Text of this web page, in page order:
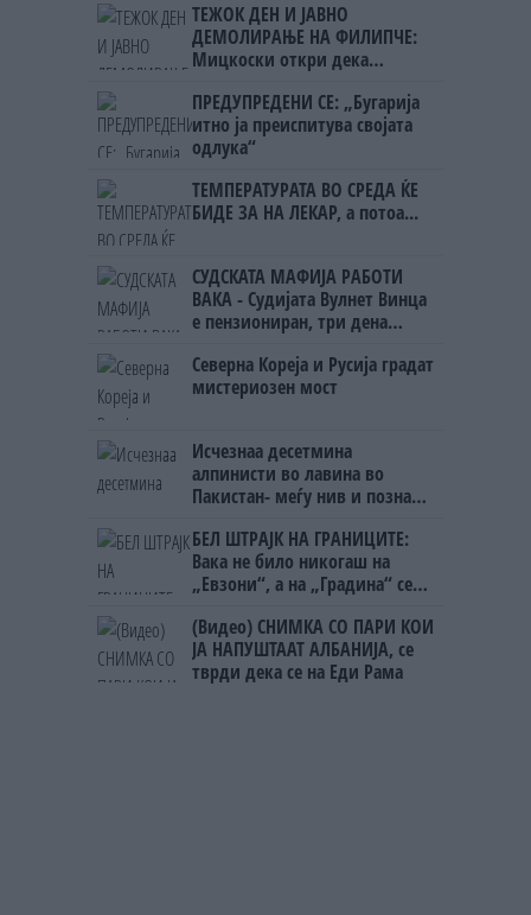
ТЕЖОК ДЕН И ЈАВНО
ДЕМОЛИРАЊЕ НА ФИЛИПЧЕ:
Мицкоски откри дека
ништо, освен за кеш
ПРЕДУПРЕДЕНИ СЕ: „Бугарија
итно ја преиспитува својата
одлука“
ТЕМПЕРАТУРАТА ВО СРЕДА ЌЕ
БИДЕ ЗА НА ЛЕКАР, а потоа...
СУДСКАТА МАФИЈА РАБОТИ
ВАКА - Судијата Вулнет Винца
е пензиониран, три дена
на бизнисменот Марковски
Северна Кореја и Русија градат
мистериозен мост
Исчезнаа десетмина
алпинисти во лавина во
Пакистан- меѓу нив и познат
БЕЛ ШТРАЈК НА ГРАНИЦИТЕ:
Вака не било никогаш на
„Евзони“, а на „Градина“ се
(Видео) СНИМКА СО ПАРИ КОИ
ЈА НАПУШТААТ АЛБАНИЈА, се
тврди дека се на Еди Рама